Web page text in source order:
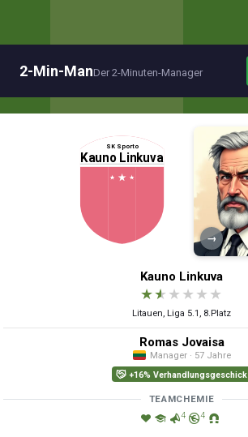
2-Min-ManDer 2-Minuten-Manager
→
Kauno Linkuva
★★ ★ ★ ★ ★
Litauen, Liga 5.1, 8.Platz
Romas Jovaisa
Manager · 57 Jahre
+16% Verhandlungsgeschick
TEAMCHEMIE
4 4